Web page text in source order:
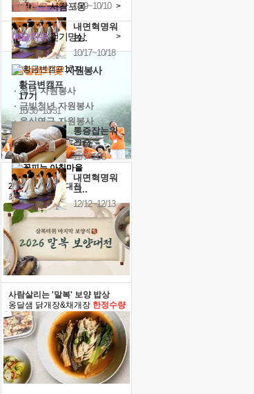
10/9~10/10
내면혁명워
크..
10/17~10/18
황금변캠프
17기
10/30~10/31
통증잡는워
크숍
11/7~11/8
내면혁명워
크..
12/12~12/13
예술치유걷기명상 >
힐링허그사감포옹 >
'옹달샘의 꽃'자원봉사
· 청년 자원봉사
· 금빛청년 자원봉사
· 음식연구 자원봉사
2026 말복 보양대전
최대74%할인
사람살리는 '말복' 보양 밥상
옹달샘 닭개장&채개장 한정수량